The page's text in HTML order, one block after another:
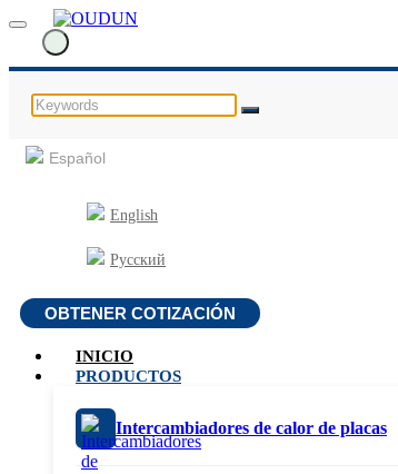
Español
English
Русский
OBTENER COTIZACIÓN
INICIO
PRODUCTOS
Intercambiadores de calor de placas